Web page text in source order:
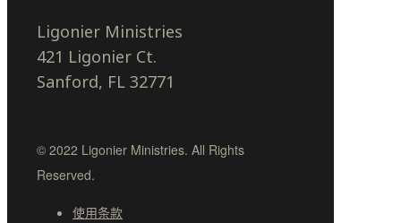
Ligonier Ministries
421 Ligonier Ct.
Sanford, FL 32771
© 2022 Ligonier Ministries. All Rights
Reserved.
使用条款